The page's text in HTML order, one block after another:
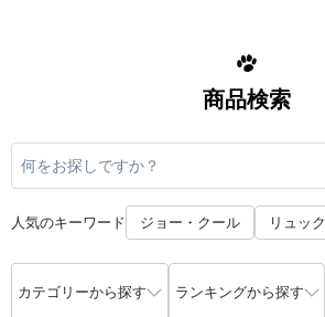
商品検索
人気のキーワード ジョー・クール リュック
カテゴリーから探す ランキングから探す